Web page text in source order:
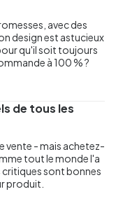
avec des
design est astucieux
qu'il soit toujours
à 100 % ?
de tous les
vente - mais achetez-
tout le monde l'a
critiques sont bonnes
produit.